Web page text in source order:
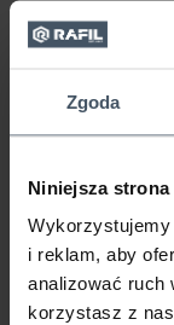
Zgoda
Niniejsza
i reklam, aby
analizować ruch
korzystasz z
mycia
Usuwa:
obróbce)
brud